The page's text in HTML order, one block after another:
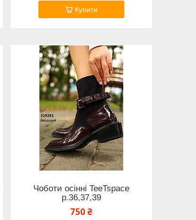
Купити
Чоботи осінні TeeTspace
р.36,37,39
750 ₴